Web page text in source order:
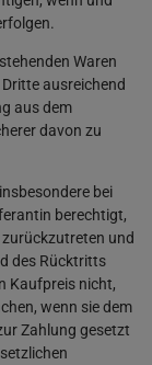
Waren
ausreichend
aus dem
davon zu
bei
berechtigt,
und
des Rücktritts
Kaufpreis nicht,
wenn sie dem
Zahlung gesetzt